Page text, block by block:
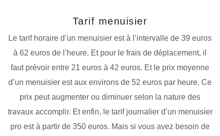
Tarif menuisier
Le tarif horaire d’un menuisier est à l’intervalle de 39 euros
à 62 euros de l’heure. Et pour le frais de déplacement, il
faut prévoir entre 21 euros à 42 euros. Et le prix moyenne
d’un menuisier est aux environs de 52 euros par heure. Ce
prix peut augmenter ou diminuer selon la nature des
travaux accomplir. Et enfin, le tarif journalier d’un menuisier
pro est à partir de 350 euros. Mais si vous avez besoin de